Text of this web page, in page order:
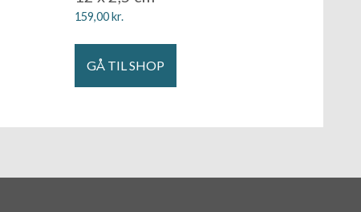
159,00kr.
GÅ TIL SHOP